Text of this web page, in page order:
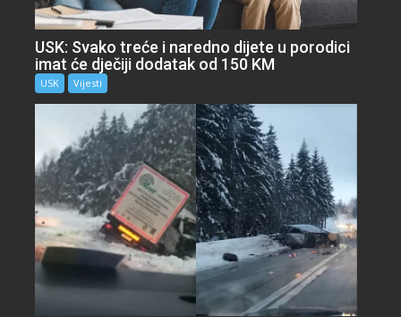
USK: Svako treće i naredno dijete u porodici
imat će dječiji dodatak od 150 KM
USK Vijesti